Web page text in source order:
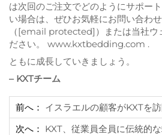
は次回のご注文でどのようにサポー
い場合は、ぜひお気軽にお問い合わ
（[email protected] ）または当社ウ
ださい。 www.kxtbedding.com .
ともに成長していきましょう。
– KXTチーム
前へ： イスラエルの顧客がKXTを訪問し、マタニテ
次へ： KXT、従業員全員に伝統的な端